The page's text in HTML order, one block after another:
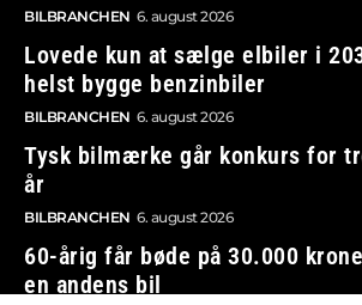
BILBRANCHEN 6. august 2026
Lovede kun at sælge elbiler i
helst bygge benzinbiler
BILBRANCHEN 6. august 2026
Tysk bilmærke går konkurs for
år
BILBRANCHEN 6. august 2026
60-årig får bøde på 30.000
en andens bil